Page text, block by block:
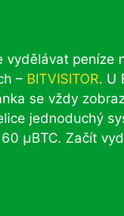
peníze
– BITVISITOR. U
se vždy
jednoduchý
μBTC. Začít